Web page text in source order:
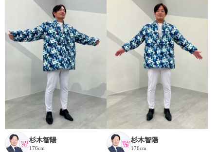
杉木智陽
176cm
杉木智陽
176cm